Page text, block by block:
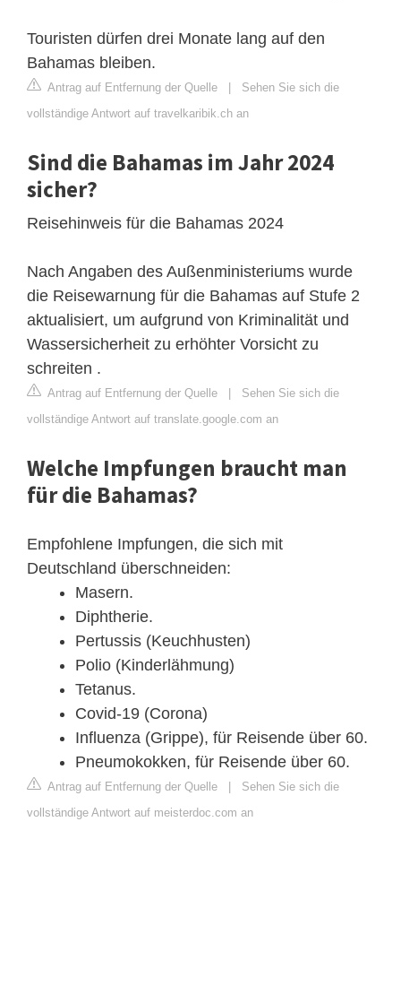
Touristen dürfen drei Monate lang auf den
Bahamas bleiben.
Antrag auf Entfernung der Quelle | Sehen Sie sich die
vollständige Antwort auf travelkaribik.ch an
Sind die Bahamas im Jahr 2024
sicher?
Reisehinweis für die Bahamas 2024
Nach Angaben des Außenministeriums wurde
die Reisewarnung für die Bahamas auf Stufe 2
aktualisiert, um aufgrund von Kriminalität und
Wassersicherheit zu erhöhter Vorsicht zu
schreiten .
Antrag auf Entfernung der Quelle | Sehen Sie sich die
vollständige Antwort auf translate.google.com an
Welche Impfungen braucht man
für die Bahamas?
Empfohlene Impfungen, die sich mit
Deutschland überschneiden:
Masern.
Diphtherie.
Pertussis (Keuchhusten)
Polio (Kinderlähmung)
Tetanus.
Covid-19 (Corona)
Influenza (Grippe), für Reisende über 60.
Pneumokokken, für Reisende über 60.
Antrag auf Entfernung der Quelle | Sehen Sie sich die
vollständige Antwort auf meisterdoc.com an